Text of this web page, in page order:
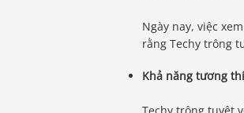
Ngày nay, việc
rằng Techy trông
Khả năng tương
Techy trông tuyệt